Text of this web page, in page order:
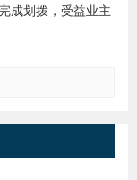
成划拨，受益业主